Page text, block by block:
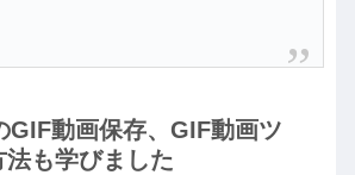
動画保存、GIF動画ツ
法も学びました